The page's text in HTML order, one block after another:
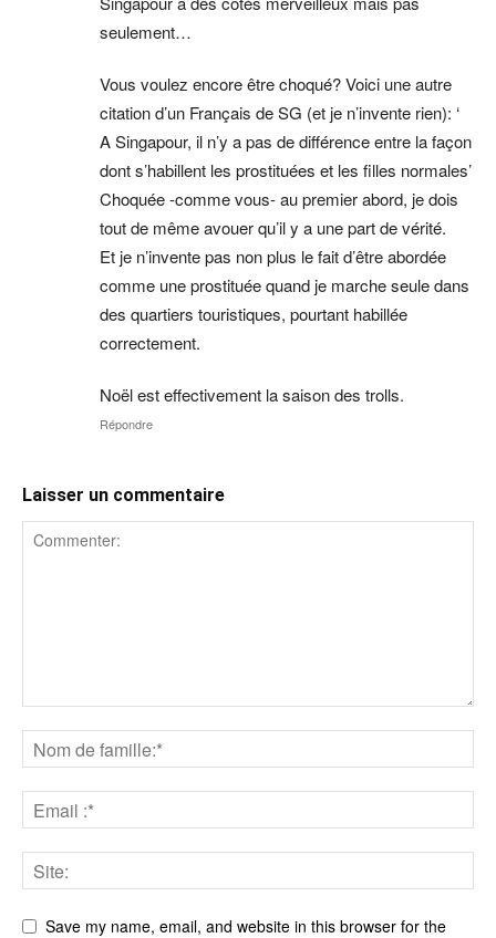
seulement…
Vous voulez encore être choqué? Voici une autre
citation d’un Français de SG (et je n’invente rien): ‘
A Singapour, il n’y a pas de différence entre la façon
dont s’habillent les prostituées et les filles normales’
Choquée -comme vous- au premier abord, je dois
tout de même avouer qu’il y a une part de vérité.
Et je n’invente pas non plus le fait d’être abordée
comme une prostituée quand je marche seule dans
des quartiers touristiques, pourtant habillée
correctement.
Noël est effectivement la saison des trolls.
Répondre
Laisser un commentaire
Save my name, email, and website in this browser for the